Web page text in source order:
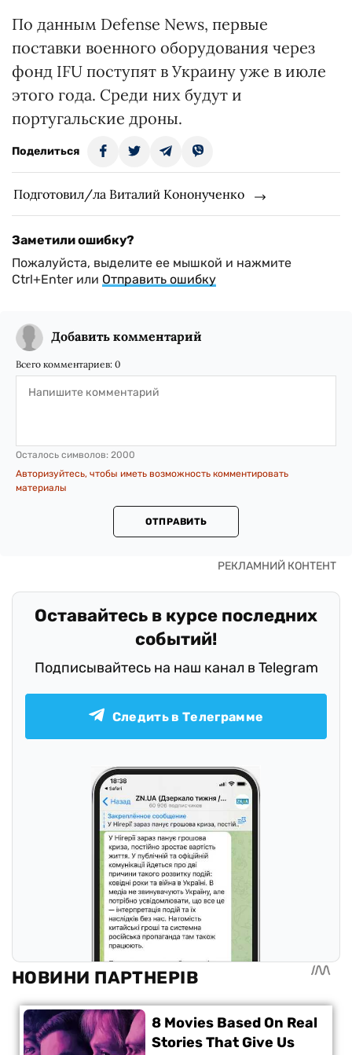
По данным Defense News, первые
поставки военного оборудования через
фонд IFU поступят в Украину уже в июле
этого года. Среди них будут и
португальские дроны.
Поделиться
Подготовил/ла Виталий Кононученко
Заметили ошибку?
Пожалуйста, выделите ее мышкой и нажмите
Ctrl+Enter или Отправить ошибку
Добавить комментарий
Всего комментариев: 0
Осталось символов: 2000
Авторизуйтесь, чтобы иметь возможность комментировать
материалы
ОТПРАВИТЬ
Оставайтесь в курсе последних
событий!
Подписывайтесь на наш канал в Telegram
Следить в Телеграмме